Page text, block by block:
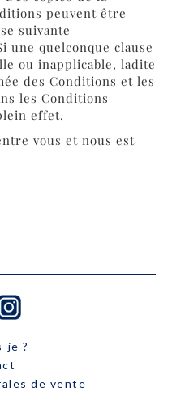
peuvent être
suivante
une quelconque clause
ou inapplicable, ladite
des Conditions et les
les Conditions
effet.
vous et nous est
je ?
de vente